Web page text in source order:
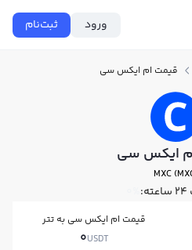
ورود ثبت‌نام
قیمت ام ایکس سی
ایکس سی
MXC
0%
قیمت ام ایکس سی به تتر
0USDT